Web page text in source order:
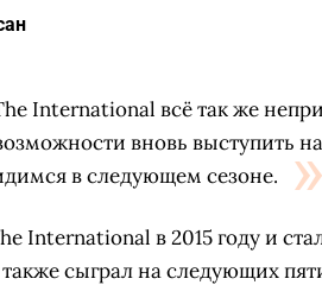
International всё так же
вновь выступить
в следующем сезоне.
International в 2015 году и
также сыграл на следующих